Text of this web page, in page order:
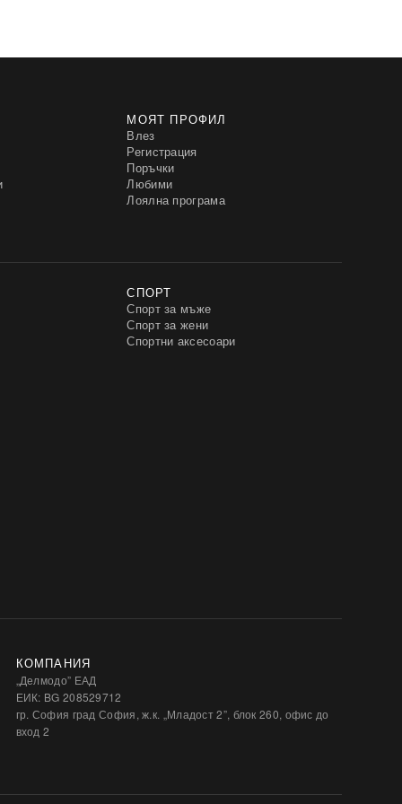
МОЯТ ПРОФИЛ
Влез
Регистрация
Поръчки
Любими
Лоялна програма
СПОРТ
Спорт за мъже
Спорт за жени
Спортни аксесоари
КОМПАНИЯ
„Делмодо” ЕАД
ЕИК: BG 208529712
гр. София град София, ж.к. „Младост 2”, блок 260, офис до
вход 2